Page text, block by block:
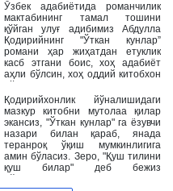
Ўзбек адабиётида романчилик
мактабининг тамал тошини
қўйган улуғ адибимиз Абдулла
Қодирийнинг "Ўткан кунлар”
романи ҳар жиҳатдан етуклик
касб этгани боис, хоҳ адабиёт
аҳли бўлсин, хоҳ оддий китобхон
қалбимиздан чуқур жой олган.
Қодирийхонлик йўналишидаги
мазкур китобни мутолаа қилар
экансиз, "Ўткан кунлар" га ёзувчи
назари билан қараб, янада
теранроқ ўқиш мумкинлигига
амин бўласиз. Зеро, "Қуш тилини
қуш билар" деб бежиз